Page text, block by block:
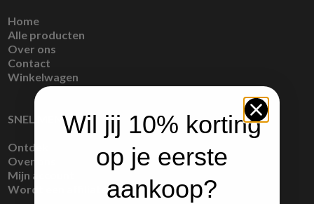
Home
Alle producten
Over ons
Contact
Winkelwagen
SNEL MENU
Ontdek
Over ons
Mijn account
Wordt een affiliate
Wil jij 10% korting
op je eerste
aankoop?